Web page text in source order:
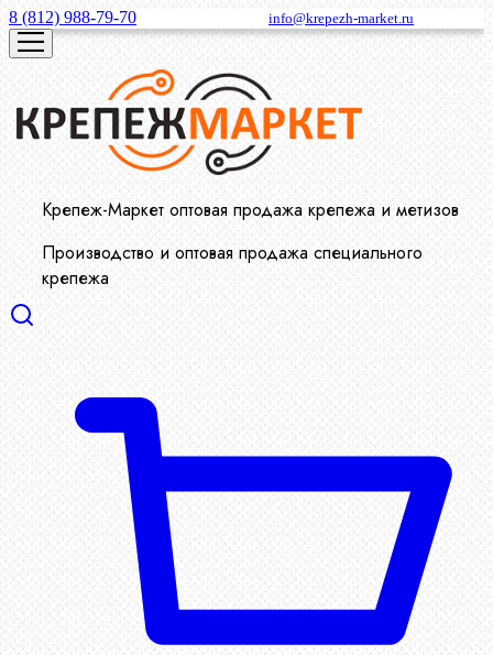
8 (812) 988-79-70 info@krepezh-market.ru
Крепеж-Маркет оптовая продажа крепежа и метизов
Производство и оптовая продажа специального
крепежа